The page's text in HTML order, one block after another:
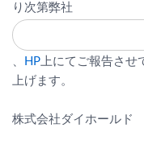
り次第弊社
HP上にてご報告させ
上げます。
株式会社ダイホールド